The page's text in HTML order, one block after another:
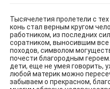
Тысячелетия пролетели с
конь стал верным кругом
работником, из последних
соратником, выносившим все
походов, символом
почести благородным
дети, еще не умея говорить,
любой материк можно
забываем о прекрасном,